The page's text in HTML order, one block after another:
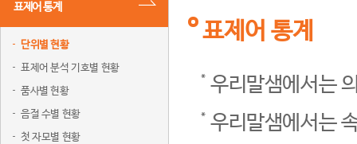
표제어 통계
단위별 현황
표제어 분석 기호별 현황
품사별 현황
음절 수별 현황
첫 자모별 현황
표제어 통계
우리말샘에서는
우리말샘에서는